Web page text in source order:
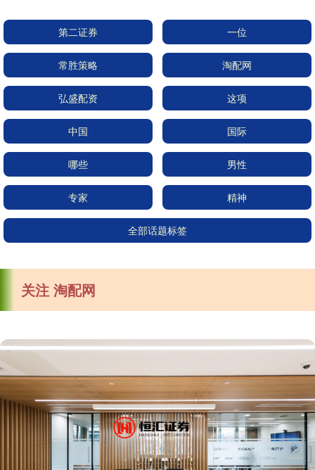
第二证券 一位
常胜策略 淘配网
弘盛配资 这项
中国 国际
哪些 男性
专家 精神
全部话题标签
关注 淘配网